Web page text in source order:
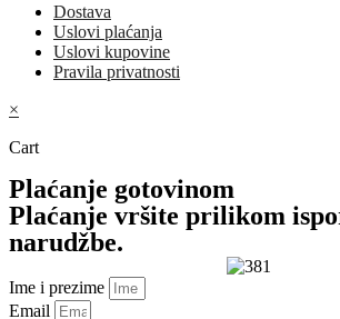
Dostava
Uslovi plaćanja
Uslovi kupovine
Pravila privatnosti
×
Cart
Plaćanje gotovinom
Plaćanje vršite prilikom
narudžbe.
Ime i prezime
Email